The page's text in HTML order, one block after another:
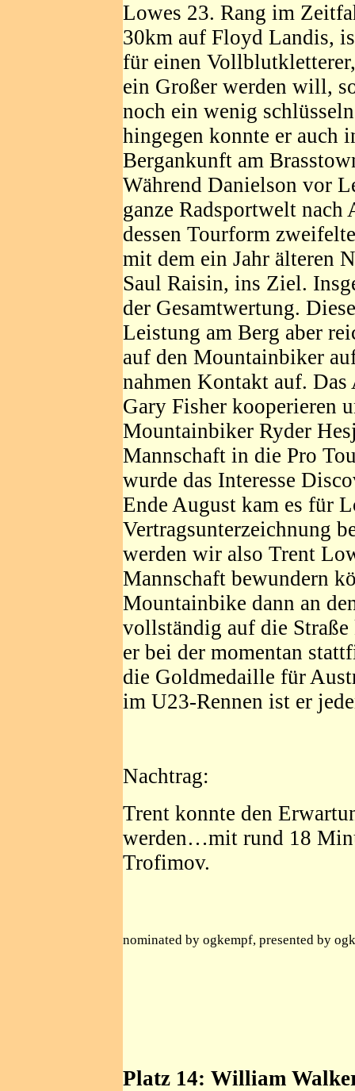
Lowes 23. Rang im
30km auf Floyd Landis,
für einen
ein Großer werden will,
noch ein wenig
hingegen konnte er auch
Bergankunft am
Während Danielson vor
ganze Radsportwelt
dessen Tourform
mit dem ein Jahr älteren
Saul Raisin, ins Ziel.
der Gesamtwertung.
Leistung am Berg aber
auf den Mountainbiker
nahmen Kontakt auf.
Gary Fisher kooperieren
Mountainbiker Ryder
Mannschaft in die Pro
wurde das Interesse
Ende August kam es für
Vertragsunterzeichnung
werden wir also Trent
Mannschaft bewundern
Mountainbike dann an
vollständig auf die
er bei der momentan
die Goldmedaille für
im U23-Rennen ist er
Nachtrag:
Trent konnte den
werden…mit rund 18
Trofimov.
nominated by ogkempf, presented by
Platz 14: William